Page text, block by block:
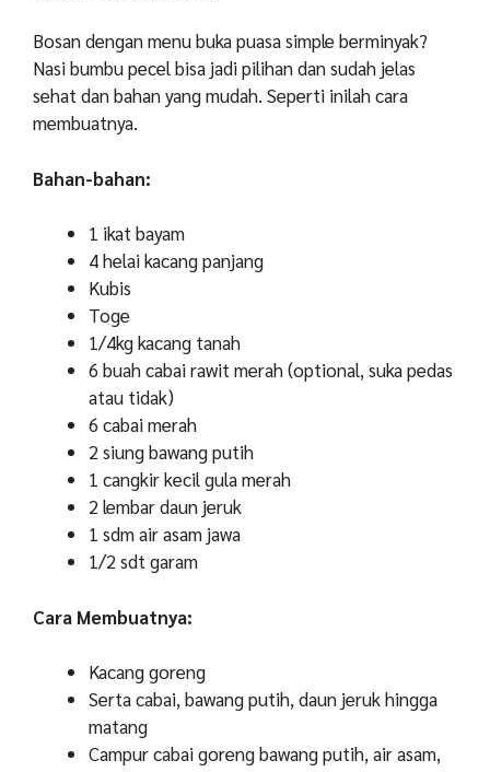
Bosan dengan menu buka puasa simple berminyak?
Nasi bumbu pecel bisa jadi pilihan dan sudah jelas
sehat dan bahan yang mudah. Seperti inilah cara
membuatnya.
Bahan-bahan:
1 ikat bayam
4 helai kacang panjang
Kubis
Toge
1/4kg kacang tanah
6 buah cabai rawit merah (optional, suka pedas
atau tidak)
6 cabai merah
2 siung bawang putih
1 cangkir kecil gula merah
2 lembar daun jeruk
1 sdm air asam jawa
1/2 sdt garam
Cara Membuatnya:
Kacang goreng
Serta cabai, bawang putih, daun jeruk hingga
matang
Campur cabai goreng bawang putih, air asam,